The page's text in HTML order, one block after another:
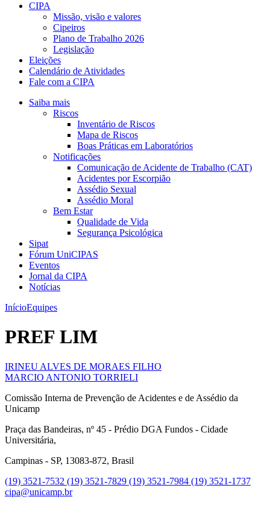
CIPA
Missão, visão e valores
Cipeiros
Plano de Trabalho 2026
Legislação
Eleições
Calendário de Atividades
Fale com a CIPA
Saiba mais
Riscos
Inventário de Riscos
Mapa de Riscos
Boas Práticas em Laboratórios
Notificações
Comunicação de Acidente de Trabalho (CAT)
Acidentes por Escorpião
Assédio Sexual
Assédio Moral
Bem Estar
Qualidade de Vida
Segurança Psicológica
Sipat
Fórum UniCIPAS
Eventos
Jornal da CIPA
Notícias
InícioEquipes
PREF LIM
IRINEU ALVES DE MORAES FILHO
MARCIO ANTONIO TORRIELI
Comissão Interna de Prevenção de Acidentes e de Assédio da
Unicamp
Praça das Bandeiras, nº 45 - Prédio DGA Fundos - Cidade
Universitária,
Campinas - SP, 13083-872, Brasil
(19) 3521-7532 (19) 3521-7829 (19) 3521-7984 (19) 3521-1737
cipa@unicamp.br